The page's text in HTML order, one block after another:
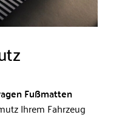
Fußmatten
Ihrem Fahrzeug